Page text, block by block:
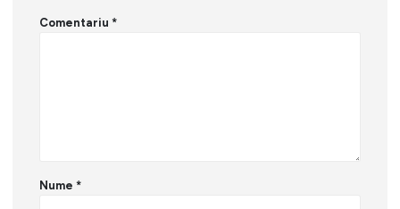
Comentariu *
Nume *